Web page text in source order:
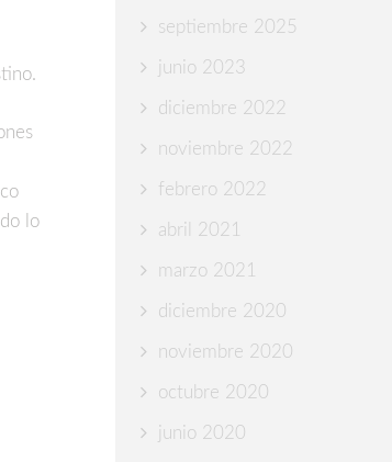
lo
septiembre 2025
junio 2023
diciembre 2022
noviembre 2022
febrero 2022
abril 2021
marzo 2021
diciembre 2020
noviembre 2020
octubre 2020
junio 2020